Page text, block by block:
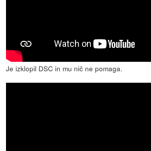
Je izklopil DSC in mu nič ne pomaga.